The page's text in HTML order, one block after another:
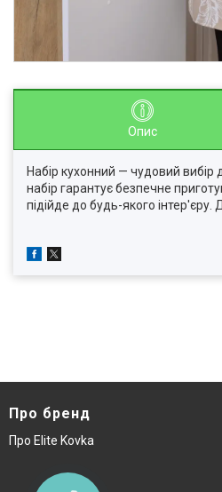
Опис
Набір кухонний — чудовий вибір
набір гарантує безпечне
підійде до будь-якого
Про бренд
Про Elite Kovka